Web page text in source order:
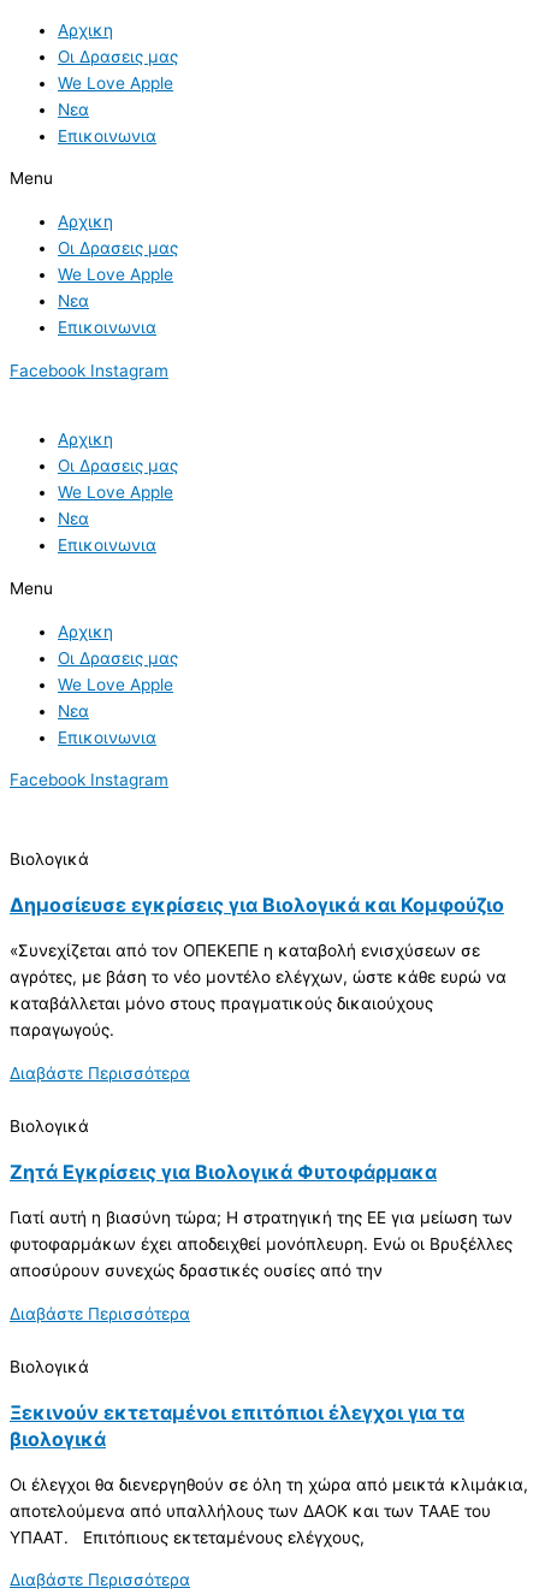
content
Αρχικη
Οι Δρασεις μας
We Love Apple
Νεα
Επικοινωνια
Menu
Αρχικη
Οι Δρασεις μας
We Love Apple
Νεα
Επικοινωνια
Facebook Instagram
Αρχικη
Οι Δρασεις μας
We Love Apple
Νεα
Επικοινωνια
Menu
Αρχικη
Οι Δρασεις μας
We Love Apple
Νεα
Επικοινωνια
Facebook Instagram
Βιολογικά
Δημοσίευσε εγκρίσεις για Βιολογικά και Κομφούζιο
«Συνεχίζεται από τον ΟΠΕΚΕΠΕ η καταβολή ενισχύσεων σε
αγρότες, με βάση το νέο μοντέλο ελέγχων, ώστε κάθε ευρώ να
καταβάλλεται μόνο στους πραγματικούς δικαιούχους
παραγωγούς.
Διαβάστε Περισσότερα
Βιολογικά
Ζητά Εγκρίσεις για Βιολογικά Φυτοφάρμακα
Γιατί αυτή η βιασύνη τώρα; Η στρατηγική της ΕΕ για μείωση των
φυτοφαρμάκων έχει αποδειχθεί μονόπλευρη. Ενώ οι Βρυξέλλες
αποσύρουν συνεχώς δραστικές ουσίες από την
Διαβάστε Περισσότερα
Βιολογικά
Ξεκινούν εκτεταμένοι επιτόπιοι έλεγχοι για τα
βιολογικά
Οι έλεγχοι θα διενεργηθούν σε όλη τη χώρα από μεικτά κλιμάκια,
αποτελούμενα από υπαλλήλους των ΔΑΟΚ και των ΤΑΑΕ του
ΥΠΑΑΤ. Επιτόπιους εκτεταμένους ελέγχους,
Διαβάστε Περισσότερα